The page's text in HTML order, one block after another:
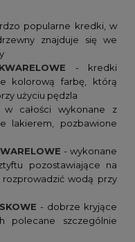
popularne kredki, w
znajduje się we
- kredki
kolorową farbę, którą
użyciu pędzla
całości wykonane z
lakierem, pozbawione
- wykonane
pozostawiające na
wodą przy
- dobrze kryjące
polecane szczególnie